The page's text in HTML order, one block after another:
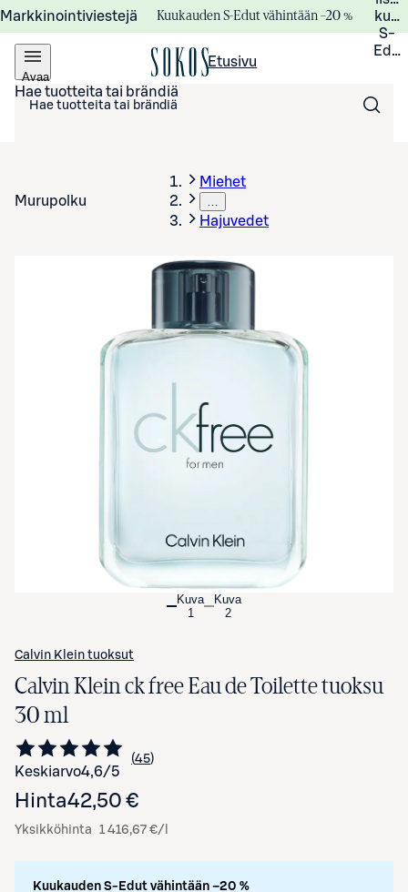
Markkinointiviestejä Kuukauden S-Edut vähintään –20 %
S-
Avaa
valikko
Etusivu
Hae tuotteita tai brändiä
Murupolku
Miehet
…
Hajuvedet
Avaa tuotekuva suurennettuna
Kuva
1
Kuva
2
Calvin Klein tuoksut
Calvin Klein ck free Eau de Toilette tuoksu
30 ml
Keskiarvo4,6/5 Siirry arvioihin
45
kappaletta
Hinta42,50 €
Yksikköhinta 1 416,67 €/l
Kuukauden S-Edut vähintään –20 %